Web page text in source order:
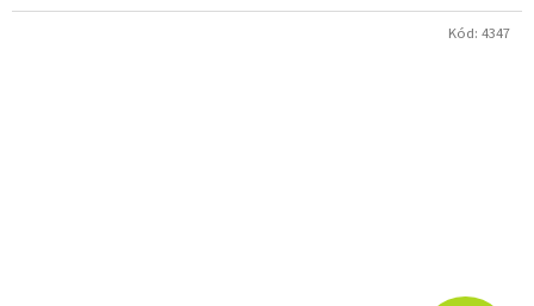
Kód: 4347